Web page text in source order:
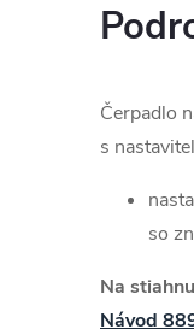
Čerpadlo
s
so
Na
Návod